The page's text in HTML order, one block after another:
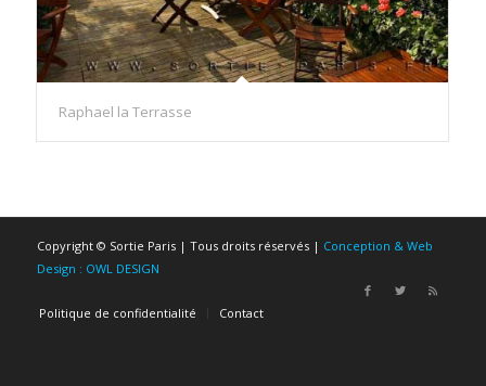
Raphael la Terrasse
Copyright © Sortie Paris | Tous droits réservés | Conception & Web
Design : OWL DESIGN
Politique de confidentialité Contact